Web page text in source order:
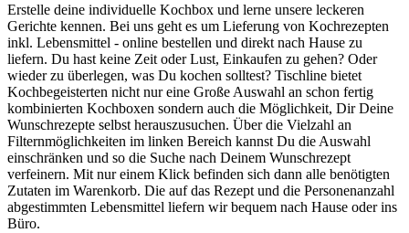
Erstelle deine individuelle Kochbox und lerne unsere leckeren
Gerichte kennen. Bei uns geht es um Lieferung von Kochrezepten
inkl. Lebensmittel - online bestellen und direkt nach Hause zu
liefern. Du hast keine Zeit oder Lust, Einkaufen zu gehen? Oder
wieder zu überlegen, was Du kochen solltest? Tischline bietet
Kochbegeisterten nicht nur eine Große Auswahl an schon fertig
kombinierten Kochboxen sondern auch die Möglichkeit, Dir Deine
Wunschrezepte selbst herauszusuchen. Über die Vielzahl an
Filternmöglichkeiten im linken Bereich kannst Du die Auswahl
einschränken und so die Suche nach Deinem Wunschrezept
verfeinern. Mit nur einem Klick befinden sich dann alle benötigten
Zutaten im Warenkorb. Die auf das Rezept und die Personenanzahl
abgestimmten Lebensmittel liefern wir bequem nach Hause oder ins
Büro.